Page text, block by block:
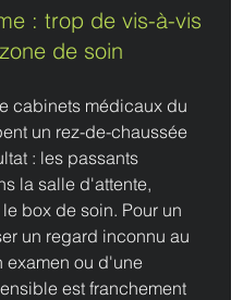
: trop de vis-à-vis
de soin
cabinets médicaux du
un rez-de-chaussée
: les passants
la salle d'attente,
box de soin. Pour un
un regard inconnu au
examen ou d'une
est franchement